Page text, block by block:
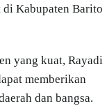
di Kabupaten Barito
yang kuat, Rayadi
memberikan
dan bangsa.